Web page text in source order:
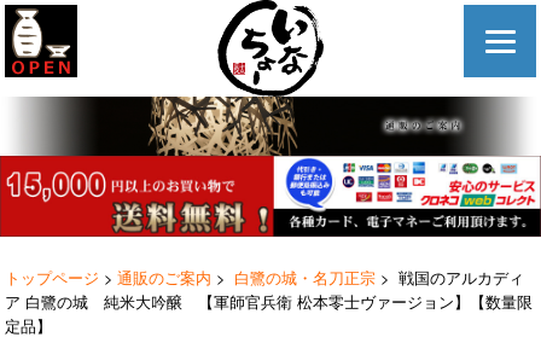
トップページ > 通販のご案内 > 白鷺の城・名刀正宗 > 戦国のアルカディ
ア 白鷺の城 純米大吟醸 【軍師官兵衛 松本零士ヴァージョン】【数量限
定品】